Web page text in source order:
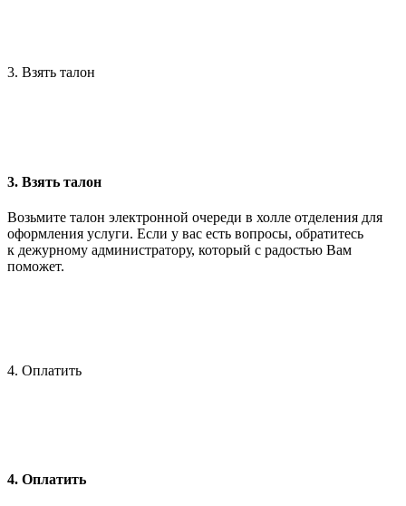
3. Взять талон
3. Взять талон
Возьмите талон электронной очереди в холле отделения для
оформления услуги. Если у вас есть вопросы, обратитесь
к дежурному администратору, который с радостью Вам
поможет.
4. Оплатить
4. Оплатить